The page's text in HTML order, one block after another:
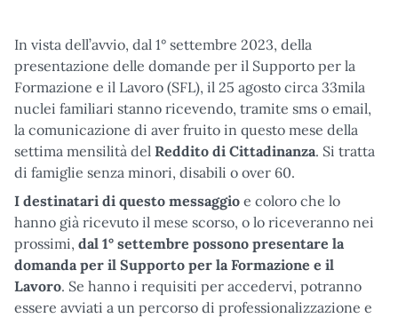
In vista dell’avvio, dal 1° settembre 2023, della
presentazione delle domande per il Supporto per la
Formazione e il Lavoro (SFL), il 25 agosto circa 33mila
nuclei familiari stanno ricevendo, tramite sms o email,
la comunicazione di aver fruito in questo mese della
settima mensilità del Reddito di Cittadinanza. Si tratta
di famiglie senza minori, disabili o over 60.
I destinatari di questo messaggio e coloro che lo
hanno già ricevuto il mese scorso, o lo riceveranno nei
prossimi, dal 1° settembre possono presentare la
domanda per il Supporto per la Formazione e il
Lavoro. Se hanno i requisiti per accedervi, potranno
essere avviati a un percorso di professionalizzazione e